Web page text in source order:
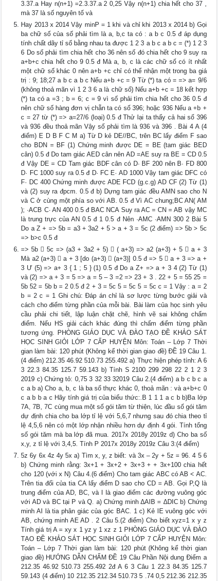
3.37.a Hay n(n+1) =2.3.37.a 2 0,25 Vậy n(n+1) chia hết cho 37 ,
mà 37 là số nguyên tố và
Hay 2013 x 2014 Vậy minP = 1 khi và chỉ khi 2013 x 2014 b) Gọi
ba chữ số của số phải tìm là a, b,c ta có : a b c 0.5 đ áp dụng
tính chất dãy tỉ số bằng nhau ta được 1 2 3 a b c a b c = (*) 1 2 3
6 Do số phải tìm chia hết cho 36 nên số đó chia hết cho 9 suy ra
a+b+c chia hết cho 9 0.5 đ Mà a, b, c là các chữ số có ít nhất
một chữ số khác 0 nên a+b +c chỉ có thể nhận một trong ba giá
trị : 9; 18;27 a b c a b c Nếu a+b +c = 9 Từ (*) ta có = => a= 9/6
(không thoả mãn vì 1 2 3 6 a là chữ số) Nếu a+b +c = 18 kết hợp
(*) ta có a =3 ; b = 6; c = 9 vì số phải tìm chia hết cho 36 0.5 đ
nên chữ số hàng đơn vị chẵn ta có số 396; hoặc 936 Nếu a +b +
c = 27 từ (*) => a=27/6 (loại) 0.5 đ Thử lại ta thấy cả hai số 396
và 936 đều thoả mãn Vậy số phải tìm là 936 và 396 . Bài 4 A (4
điểm) E D B F C M a) Từ D kẻ DE//BC, trên BC lấy điểm F sao
cho BDN = BF (1) Chứng minh được DE = BE (tam giác BED
cân) 0.5 đ Do tam giác AED cân nên AD =AE suy ra BE = CD 0.5
đ Vậy DE = CD Tam giác BDF cân có D· BF 200 nên B· FD 800
D· FC 1000 suy ra 0.5 đ D· FC E· AD 1000 Vậy tam giác DFC có
F· DC 400 Chứng minh được ADE FCD (g.c.g) AD CF (2) Từ (1)
và (2) suy ra đpcm. 0.5 đ b) Dựng tam giác đều AMN sao cho N
và C ở cùng một phía so với AB. 0.5 đ Vì AC chung;BC AN( AM
); ·ACB C· AN 400 0.5 đ BAC NCA Suy ra AC = CN = AB vậy MC
là trung trực của AN 0.5 đ 1 0.5 đ Nên ·AMC ·AMN 300 2 Bài 5
Do a Z + => 5b = a3 + 3a2 + 5 > a + 3 = 5c (2 điểm) => 5b > 5c
=> b>c 0.5 đ
=> 5b  5c => (a3 + 3a2 + 5)  ( a+3) => a2 (a+3) + 5  a + 3
Mà a2 (a+3)  a + 3 [do (a+3)  (a+3)] 0.5 đ => 5  a + 3 => a +
3 Ư (5) => a+ 3 { 1 ; 5 } (1) 0.5 đ Do a Z+ => a + 3 4 (2) Từ (1)
và (2) => a + 3 = 5 => a = 5 – 3 =2 => 23 + 3 . 22 + 5 = 55 25 =
5b 52 = 5b b = 2 0.5 đ 2 + 3 = 5c 5 = 5c 5 = 5c c = 1 Vậy : a = 2
b = 2 c = 1 Ghi chú: Đáp án chỉ là sơ lược từng bước giải và
cách cho điểm từng phần của mỗi bài. Bài làm của học sinh yêu
cầu phải chi tiết, lập luận chặt chẽ, hình vẽ sai không chấm
điểm. Nếu HS giải cách khác đúng thì chấm điểm từng phần
tương ứng. PHÒNG GIÁO DỤC VÀ ĐÀO TẠO ĐỀ KHẢO SÁT
HỌC SINH GIỎI LỚP 7 CẤP HUYỆN Môn: Toán – Lớp 7 Thời
gian làm bài: 120 phút (Không kể thời gian giao đề) ĐỀ 19 Câu 1.
(4 điểm) 212.35 46.92 510.73 255.492 a) Thực hiện phép tính: A 6
3 22.3 84.35 125.7 59.143 b) Tính S 2100 299 298 22 2 1 2 3
2019 c) Chứng tỏ: 0,75 3 32 33 32019 Câu 2.(4 điểm) a b c b c a
c a b a) Cho a, b, c là ba số thực khác 0, thoả mãn : và a+b+c 0
c a b b a c Hãy tính giá trị của biểu thức:.B 1 1 1 a c b b)Ba lớp
7A, 7B, 7C cùng mua một số gói tăm từ thiện, lúc đầu số gói tăm
dự định chia cho ba lớp tỉ lệ với 5,6,7 nhưng sau đó chia theo tỉ
lệ 4,5,6 nên có một lớp nhận nhiều hơn dự định 4 gói. Tính tổng
số gói tăm mà ba lớp đã mua. 2017x 2018y 2019z d) Cho ba số
x,y, z tỉ lệ với 3,4,5. Tính P 2017x 2018y 2019z Câu 3:(4 điểm)
5z 6y 6x 4z 4y 5x a) Tìm x, y, z biết: và 3x – 2y + 5z = 96. 4 5 6
b) Chứng minh rằng: 3x+1 + 3x+2 + 3x+3 + + 3x+100 chia hết
cho 120 (với x N) Câu 4.(6 điểm) Cho tam giác ABC có AB < AC.
Trên tia đối của tia CA lấy điểm D sao cho CD = AB. Gọi P,Q là
trung điểm của AD, BC, và I là giao điểm các đường vuông góc
với AD và BC tại P và Q. a) Chứng minh ∆AIB = ∆DIC b) Chứng
minh AI là tia phân giác của góc BAC. 1 c) Kẻ IE vuông góc với
AB, chứng minh AE AD . 2 Câu 5.(2 điểm) Cho biết xyz=1 x y z
Tính giá trị A = xy x 1 yz y 1 xz z 1 PHÒNG GIÁO DỤC VÀ ĐÀO
TẠO ĐỀ KHẢO SÁT HỌC SINH GIỎI LỚP 7 CẤP HUYỆN Môn:
Toán – Lớp 7 Thời gian làm bài: 120 phút (Không kể thời gian
giao đề) HƯỚNG DẪN CHẤM ĐỀ 19 Câu Phần Nội dung Điểm a
212.35 46.92 510.73 255.492 2đ A 6 3 Câu 1 22.3 84.35 125.7
59.143 (4 điểm) 10 212.35 212.34 510.73 5 .74 0,5 212.36 212.35